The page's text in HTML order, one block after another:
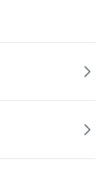
koje nameće
terorizam i
ovaj roman je
radnja romana
u Izraelu